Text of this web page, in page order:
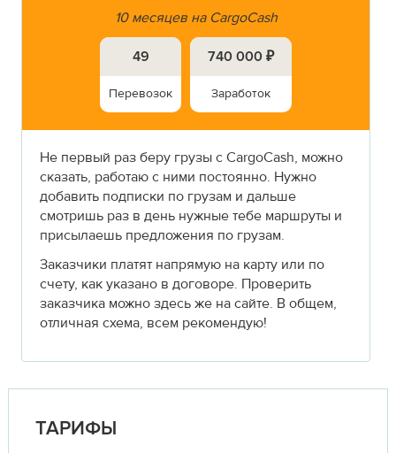
10 месяцев на CargoCash
49
Перевозок
740 000 ₽
Заработок
Не первый раз беру грузы с CargoCash, можно
сказать, работаю с ними постоянно. Нужно
добавить подписки по грузам и дальше
смотришь раз в день нужные тебе маршруты и
присылаешь предложения по грузам.
Заказчики платят напрямую на карту или по
счету, как указано в договоре. Проверить
заказчика можно здесь же на сайте. В общем,
отличная схема, всем рекомендую!
ТАРИФЫ